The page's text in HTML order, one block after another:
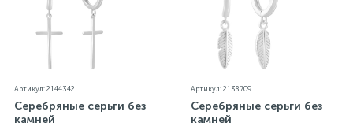
Артикул: 2144342
Серебряные серьги без
камней
Артикул: 2138709
Серебряные серьги без
камней